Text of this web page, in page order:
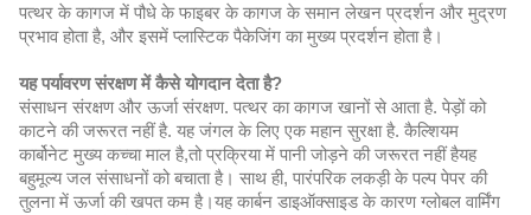
पत्थर के कागज में पौधे के फाइबर के कागज के समान लेखन प्रदर्शन और मुद्रण
प्रभाव होता है, और इसमें प्लास्टिक पैकेजिंग का मुख्य प्रदर्शन होता है।
यह पर्यावरण संरक्षण में कैसे योगदान देता है?
संसाधन संरक्षण और ऊर्जा संरक्षण. पत्थर का कागज खानों से आता है. पेड़ों को
काटने की जरूरत नहीं है. यह जंगल के लिए एक महान सुरक्षा है. कैल्शियम
कार्बोनेट मुख्य कच्चा माल है,तो प्रक्रिया में पानी जोड़ने की जरूरत नहीं हैयह
बहुमूल्य जल संसाधनों को बचाता है। साथ ही, पारंपरिक लकड़ी के पल्प पेपर की
तुलना में ऊर्जा की खपत कम है।यह कार्बन डाइऑक्साइड के कारण ग्लोबल वार्मिंग